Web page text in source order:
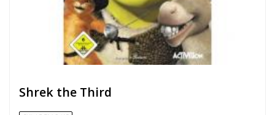
Shrek the Third